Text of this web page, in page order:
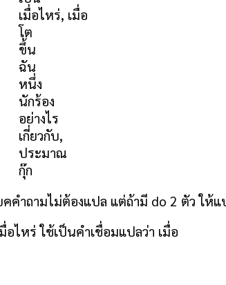
เมื่อไหร่, เมื่อ
โต
ขึ้น
ฉัน
หนึ่ง
นักร้อง
อย่างไร
เกี่ยวกับ,
ประมาณ
กุ๊ก
คำถามไม่ต้องแปล แต่ถ้ามี do 2 ตัว ให้
อไหร่ ใช้เป็นคำเชื่อมแปลว่า เมื่อ